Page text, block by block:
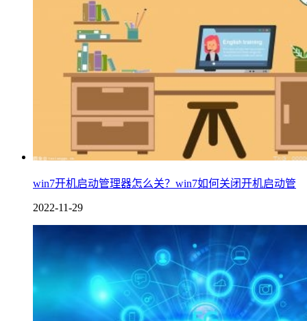
win7开机启动管理器怎么关？win7如何关闭开机启动管
2022-11-29